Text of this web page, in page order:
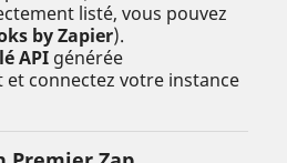
listé, vous pouvez
by Zapier).
API générée
et connectez votre instance